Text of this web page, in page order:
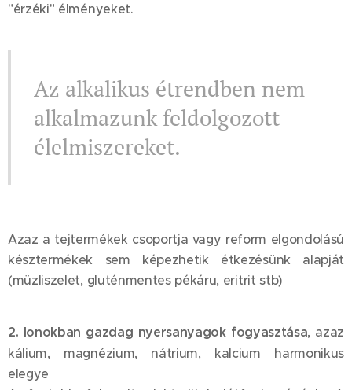
"érzéki" élményeket.
Az alkalikus étrendben nem
alkalmazunk feldolgozott
élelmiszereket.
Azaz a tejtermékek csoportja vagy reform elgondolású
késztermékek sem képezhetik étkezésünk alapját
(müzliszelet, gluténmentes pékáru, eritrit stb)
2. Ionokban gazdag nyersanyagok fogyasztása, azaz
kálium, magnézium, nátrium, kalcium harmonikus
elegye